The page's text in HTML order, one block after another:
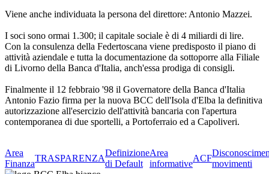
Viene anche individuata la persona del direttore: Antonio Mazzei.
I soci sono ormai 1.300; il capitale sociale è di 4 miliardi di lire.
Con la consulenza della Federtoscana viene predisposto il piano di
attività aziendale e tutta la documentazione da sottoporre alla Filiale
di Livorno della Banca d'Italia, anch'essa prodiga di consigli.
Finalmente il 12 febbraio '98 il Governatore della Banca d'Italia
Antonio Fazio firma per la nuova BCC dell'Isola d'Elba la definitiva
autorizzazione all'esercizio dell'attività bancaria con l'apertura
contemporanea di due sportelli, a Portoferraio ed a Capoliveri.
Area
Finanza
TRASPARENZA
Definizione
di Default
Area
informative
ACF
movimenti